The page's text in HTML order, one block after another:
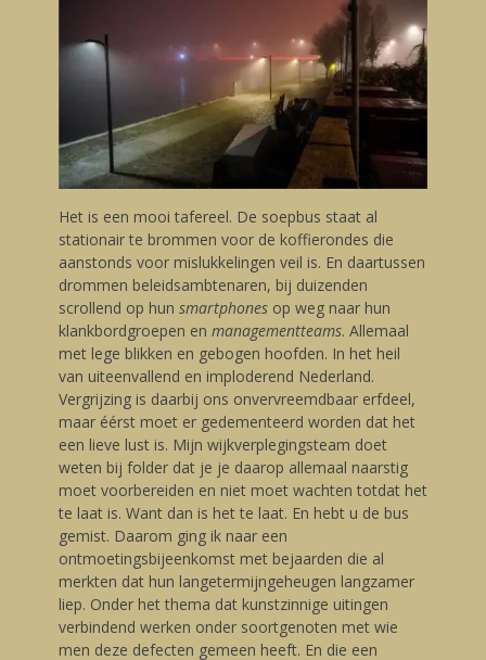
Het is een mooi tafereel. De soepbus staat al
stationair te brommen voor de koffierondes die
aanstonds voor mislukkelingen veil is. En daartussen
drommen beleidsambtenaren, bij duizenden
scrollend op hun smartphones op weg naar hun
klankbordgroepen en managementteams. Allemaal
met lege blikken en gebogen hoofden. In het heil
van uiteenvallend en imploderend Nederland.
Vergrijzing is daarbij ons onvervreemdbaar erfdeel,
maar éérst moet er gedementeerd worden dat het
een lieve lust is. Mijn wijkverplegingsteam doet
weten bij folder dat je je daarop allemaal naarstig
moet voorbereiden en niet moet wachten totdat het
te laat is. Want dan is het te laat. En hebt u de bus
gemist. Daarom ging ik naar een
ontmoetingsbijeenkomst met bejaarden die al
merkten dat hun langetermijngeheugen langzamer
liep. Onder het thema dat kunstzinnige uitingen
verbindend werken onder soortgenoten met wie
men deze defecten gemeen heeft. En die een